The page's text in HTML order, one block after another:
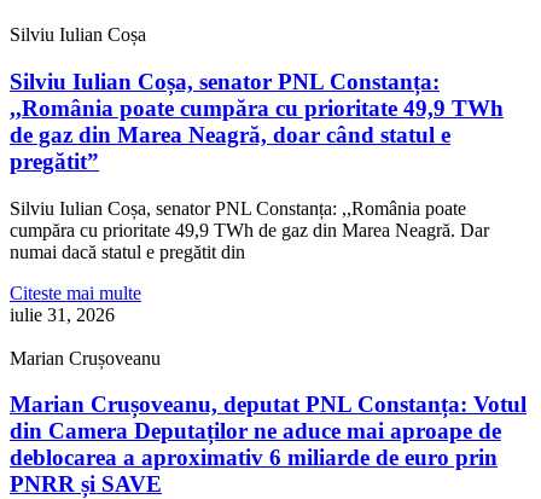
Silviu Iulian Coșa
Silviu Iulian Coșa, senator PNL Constanța:
,,România poate cumpăra cu prioritate 49,9 TWh
de gaz din Marea Neagră, doar când statul e
pregătit”
Silviu Iulian Coșa, senator PNL Constanța: ,,România poate
cumpăra cu prioritate 49,9 TWh de gaz din Marea Neagră. Dar
numai dacă statul e pregătit din
Citeste mai multe
iulie 31, 2026
Marian Crușoveanu
Marian Crușoveanu, deputat PNL Constanța: Votul
din Camera Deputaților ne aduce mai aproape de
deblocarea a aproximativ 6 miliarde de euro prin
PNRR și SAVE